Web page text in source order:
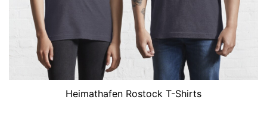
Heimathafen Rostock T-Shirts